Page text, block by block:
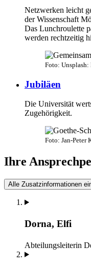
Netzwerken leicht
der Wissenschaft
Das Lunchroulette
werden rechtzeitig
Foto: Unsplash:
Jubiläen
Die Universität
Zugehörigkeit.
Foto: Jan-Peter
Ihre
Alle Zusatzinformationen
Dorna, Elfi
Abteilungsleiterin